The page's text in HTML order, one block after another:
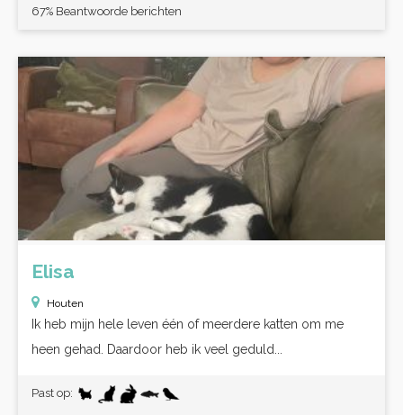
67% Beantwoorde berichten
Elisa
Houten
Ik heb mijn hele leven één of meerdere katten om me
heen gehad. Daardoor heb ik veel geduld...
Past op: